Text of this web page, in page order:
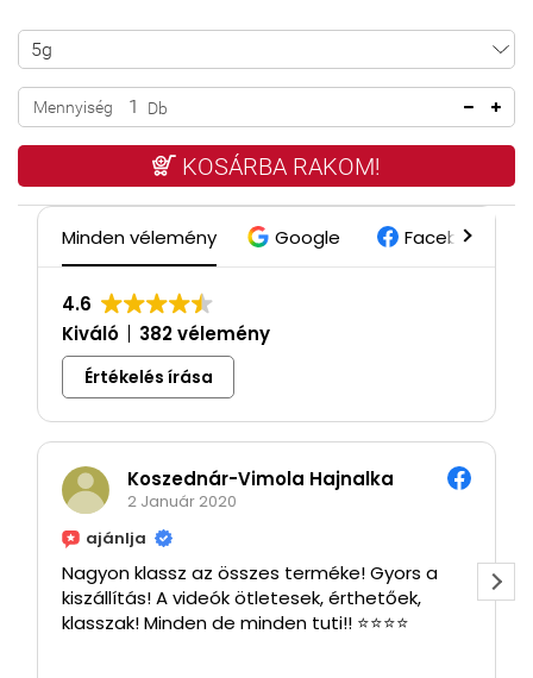
Mennyiség Db
KOSÁRBA RAKOM!
Minden vélemény Google Facebook
4.6
Kiváló
382 vélemény
Értékelés írása
Koszednár-Vimola Hajnalka
2 Január 2020
ajánlja
Nagyon klassz az összes terméke! Gyors a
kiszállítás! A videók ötletesek, érthetőek,
klasszak! Minden de minden tuti!! ⭐⭐⭐⭐